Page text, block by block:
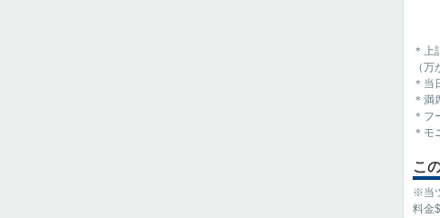
＊上
（
＊当
＊満
＊フ
＊モ
こ
※当
料金